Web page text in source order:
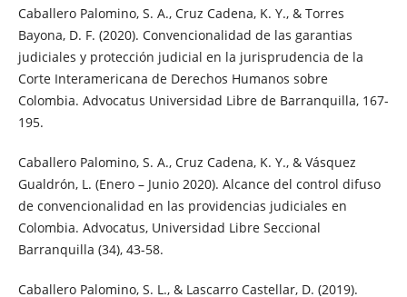
Caballero Palomino, S. A., Cruz Cadena, K. Y., & Torres
Bayona, D. F. (2020). Convencionalidad de las garantias
judiciales y protección judicial en la jurisprudencia de la
Corte Interamericana de Derechos Humanos sobre
Colombia. Advocatus Universidad Libre de Barranquilla, 167-
195.
Caballero Palomino, S. A., Cruz Cadena, K. Y., & Vásquez
Gualdrón, L. (Enero – Junio 2020). Alcance del control difuso
de convencionalidad en las providencias judiciales en
Colombia. Advocatus, Universidad Libre Seccional
Barranquilla (34), 43-58.
Caballero Palomino, S. L., & Lascarro Castellar, D. (2019).